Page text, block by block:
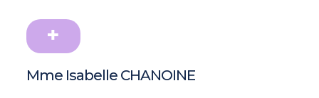
Mme Isabelle CHANOINE